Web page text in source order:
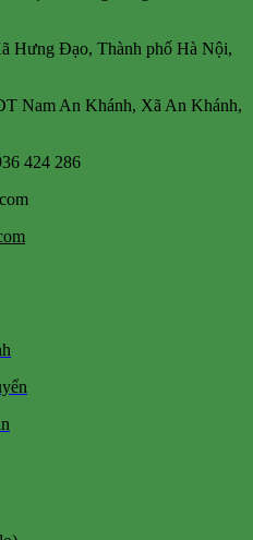
Hưng Đạo, Thành phố Hà Nội,
Nam An Khánh, Xã An Khánh,
424 286